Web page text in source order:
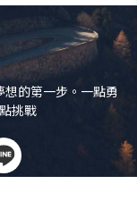
的第一步。一點勇
挑戰